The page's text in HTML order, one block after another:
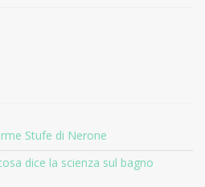
Stufe di Nerone
dice la scienza sul bagno